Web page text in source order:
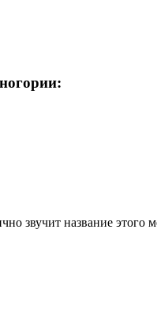
звучит название